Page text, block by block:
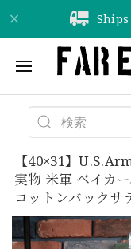
【40×31】
実物 米軍 ベイカ
コットンバックサ